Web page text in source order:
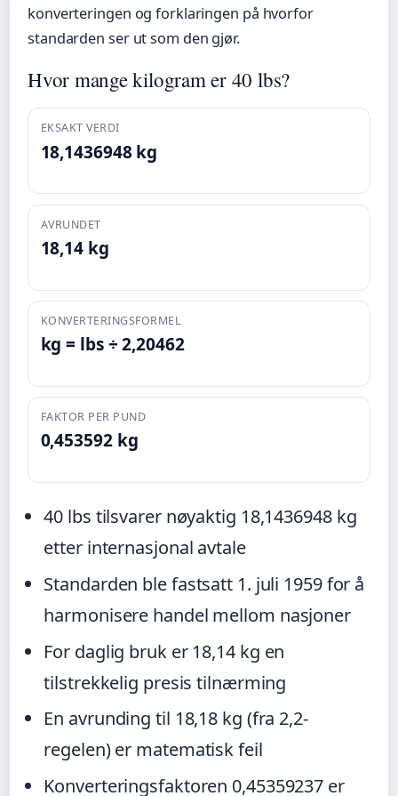
konverteringen og forklaringen på hvorfor
standarden ser ut som den gjør.
Hvor mange kilogram er 40 lbs?
EKSAKT VERDI
18,1436948 kg
AVRUNDET
18,14 kg
KONVERTERINGSFORMEL
kg = lbs ÷ 2,20462
FAKTOR PER PUND
0,453592 kg
40 lbs tilsvarer nøyaktig 18,1436948 kg
etter internasjonal avtale
Standarden ble fastsatt 1. juli 1959 for å
harmonisere handel mellom nasjoner
For daglig bruk er 18,14 kg en
tilstrekkelig presis tilnærming
En avrunding til 18,18 kg (fra 2,2-
regelen) er matematisk feil
Konverteringsfaktoren 0,45359237 er